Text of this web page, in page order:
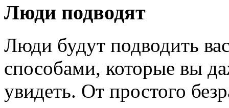
Люди подводят
Люди будут подводить
способами, которые вы
увидеть. От простого